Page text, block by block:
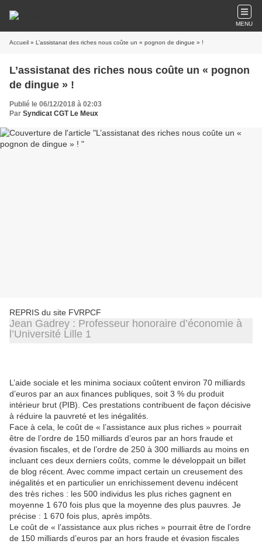
MENU
Accueil » L’assistanat des riches nous coûte un « pognon de dingue » !
L’assistanat des riches nous coûte un « pognon
de dingue » !
Publié le 06/12/2018 à 02:03
Par Syndicat CGT Le Meux
REPRIS du site FVRPCF
Jean Gadrey : Professeur honoraire d’économie à
l’Université Lille 1
L’aide sociale et les minima sociaux coûtent environ 70 milliards
d’euros par an aux finances publiques, soit 3 % du produit
intérieur brut (PIB). Ces prestations contribuent de façon décisive
à réduire la pauvreté et les inégalités.
Face à cela, le coût de « l’assistance aux plus riches » pourrait
être de l’ordre de 150 milliards d’euros par an hors fraude et
évasion fiscales, et de l’ordre de 250 à 300 milliards au moins en
incluant ces deux derniers coûts, comme le développait un billet
de blog récent. Avec comme impact certain un creusement des
inégalités et en particulier un enrichissement devenu indécent
des très riches : les 500 individus les plus riches gagnent en
moyenne 1 670 fois plus que la moyenne des plus pauvres. Je
précise : 1 670 fois plus, après impôts.
Le coût de « l’assistance aux plus riches » pourrait être de l’ordre
de 150 milliards d’euros par an hors fraude et évasion fiscales